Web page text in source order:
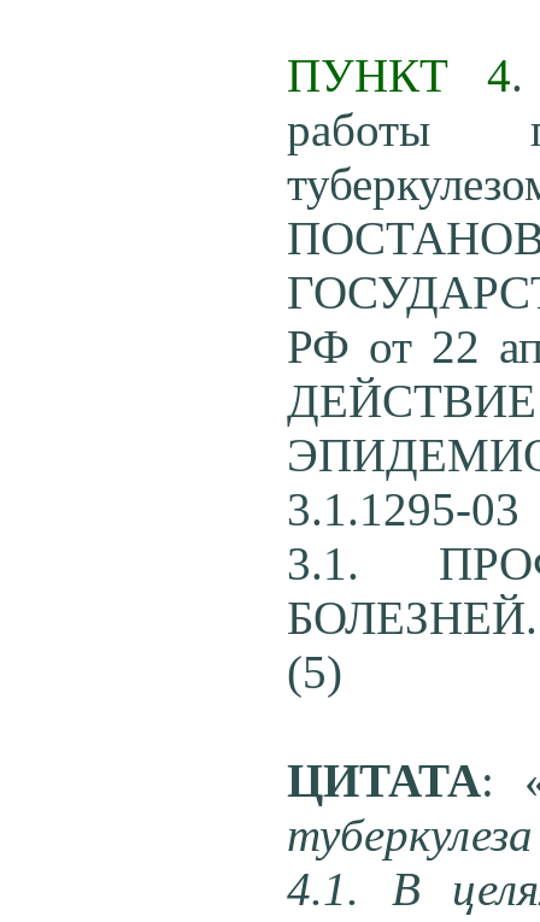
ПУНКТ 4.
работы
РФ от 22
3.1.1295-03
3.1.
(5)
ЦИТАТА:
4.1. В